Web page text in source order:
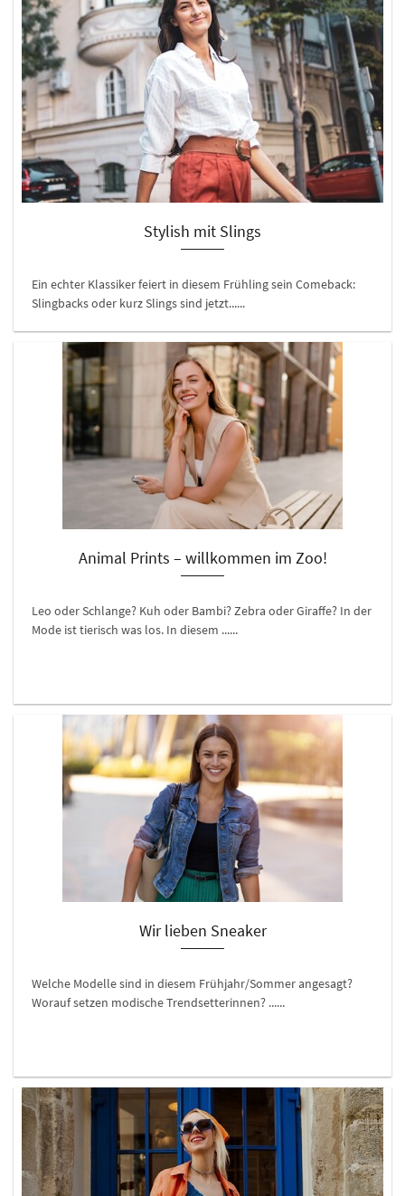
Stylish mit Slings
Ein echter Klassiker feiert in diesem Frühling sein Comeback:
Slingbacks oder kurz Slings sind jetzt......
Animal Prints – willkommen im Zoo!
Leo oder Schlange? Kuh oder Bambi? Zebra oder Giraffe? In der
Mode ist tierisch was los. In diesem ......
Wir lieben Sneaker
Welche Modelle sind in diesem Frühjahr/Sommer angesagt?
Worauf setzen modische Trendsetterinnen? ......